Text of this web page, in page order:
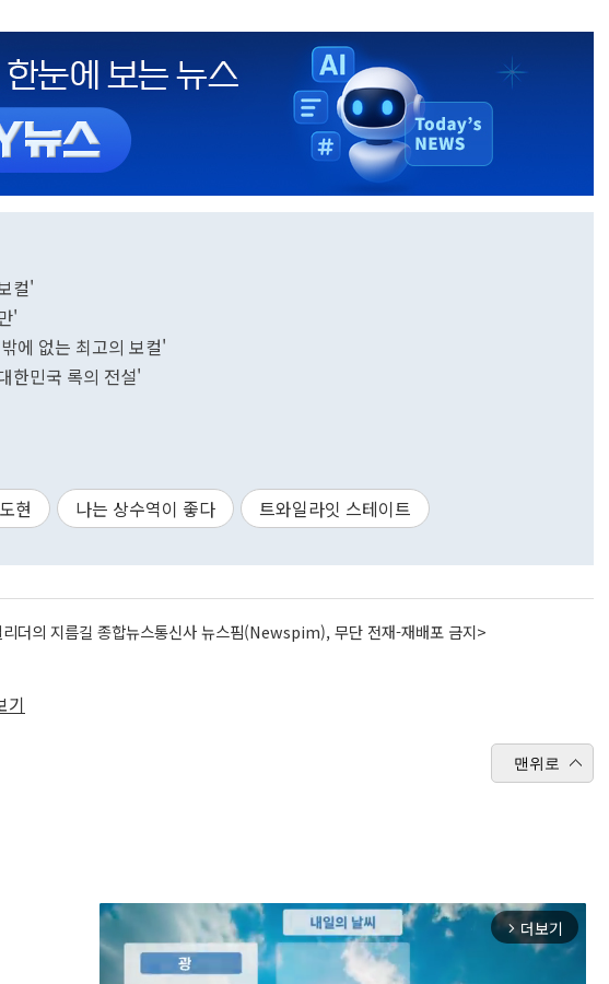
컬'
'
에 없는 최고의 보컬'
한민국 록의 전설'
현 나는 상수역이 좋다 트와일라잇 스테이트
더의 지름길 종합뉴스통신사 뉴스핌(Newspim), 무단 전재-재배포 금지>
기
맨위로
arrow_forward_ios 더보기